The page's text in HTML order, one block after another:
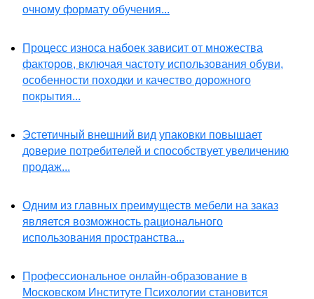
очному формату обучения...
Процесс износа набоек зависит от множества
факторов, включая частоту использования обуви,
особенности походки и качество дорожного
покрытия...
Эстетичный внешний вид упаковки повышает
доверие потребителей и способствует увеличению
продаж...
Одним из главных преимуществ мебели на заказ
является возможность рационального
использования пространства...
Профессиональное онлайн-образование в
Московском Институте Психологии становится